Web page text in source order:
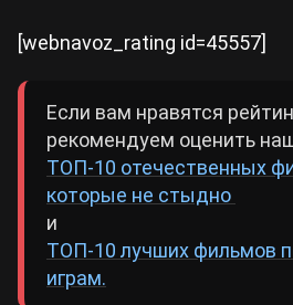
[webnavoz_rating id=45557]
Если вам нравятся
рекомендуем оценить
ТОП-10 отечественных
которые не стыдно
и
ТОП-10 лучших фильмов
играм.